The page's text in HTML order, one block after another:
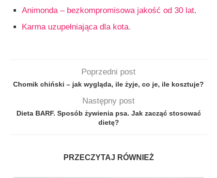
Animonda – bezkompromisowa jakość od 30 lat.
Karma uzupełniająca dla kota.
Poprzedni post
Chomik chiński – jak wygląda, ile żyje, co je, ile kosztuje?
Następny post
Dieta BARF. Sposób żywienia psa. Jak zacząć stosować
dietę?
PRZECZYTAJ RÓWNIEŻ